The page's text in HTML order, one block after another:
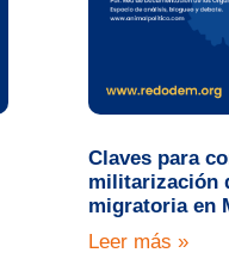
Claves para
militarización
migratoria en
Leer más »